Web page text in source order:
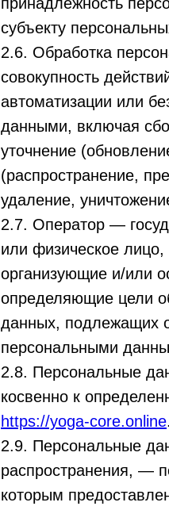
субъекту
2.6. Обработка
совокупность
автоматизации или
данными, включая
уточнение
(распространение,
удаление,
2.7. Оператор —
или физическое
организующие и/или
определяющие цели
данных, подлежащих
персональными
2.8. Персональные
косвенно к
https://yoga-core.online.
2.9. Персональные
распространения, —
которым